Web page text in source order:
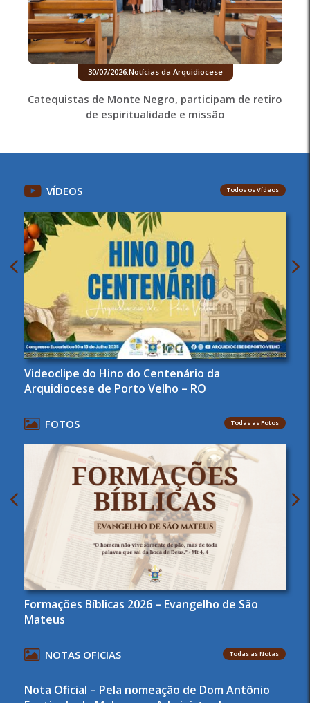
30/07/2026.Notícias da Arquidiocese
Catequistas de Monte Negro, participam de retiro
de espiritualidade e missão
VÍDEOS Todos os Vídeos
Videoclipe do Hino do Centenário da
Arquidiocese de Porto Velho – RO
FOTOS Todas as Fotos
Formações Bíblicas 2026 – Evangelho de São
Mateus
NOTAS OFICIAS Todas as Notas
Nota Oficial – Pela nomeação de Dom Antônio